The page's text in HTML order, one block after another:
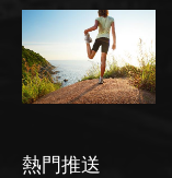
熱門推送